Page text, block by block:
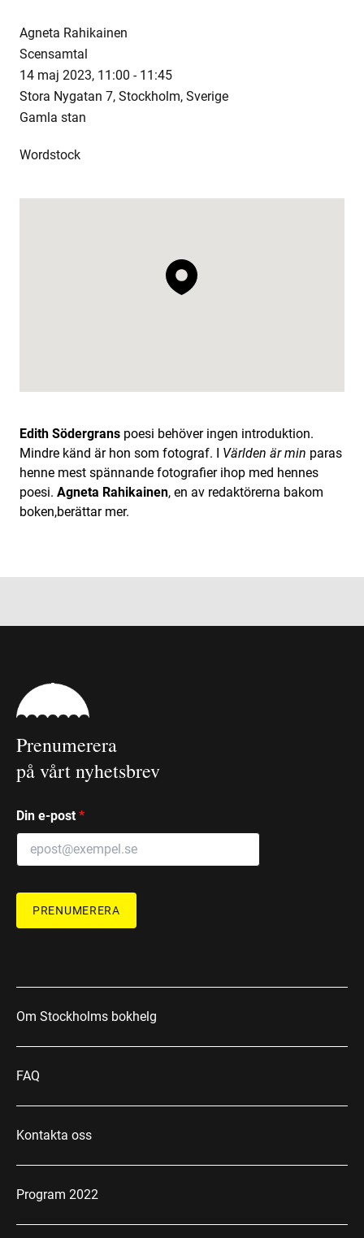
Agneta Rahikainen
Scensamtal
14 maj 2023, 11:00 - 11:45
Stora Nygatan 7, Stockholm, Sverige
Gamla stan
Wordstock
Edith Södergrans poesi behöver ingen introduktion.
Mindre känd är hon som fotograf. I Världen är min paras
henne mest spännande fotografier ihop med hennes
poesi. Agneta Rahikainen, en av redaktörerna bakom
boken,berättar mer.
Prenumerera
på vårt nyhetsbrev
Din e-post *
PRENUMERERA
Om Stockholms bokhelg
FAQ
Kontakta oss
Program 2022